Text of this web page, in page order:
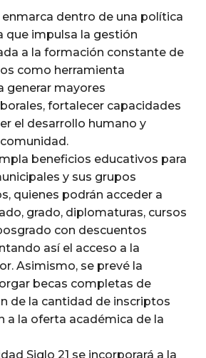
enmarca dentro de una política
que impulsa la gestión
a la formación constante de
como herramienta
generar mayores
fortalecer capacidades
el desarrollo humano y
beneficios educativos para
y sus grupos
quienes podrán acceder a
grado, diplomaturas, cursos
con descuentos
así el acceso a la
Asimismo, se prevé la
becas completas de
de la cantidad de inscriptos
a la oferta académica de la
Siglo 21 se incorporará a la